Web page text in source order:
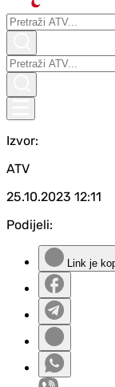
Izvor:
ATV
25.10.2023 12:11
Podijeli:
Link je